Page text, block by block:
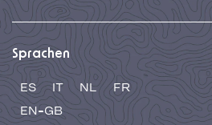
Sprachen
ES IT NL
FR
EN-GB